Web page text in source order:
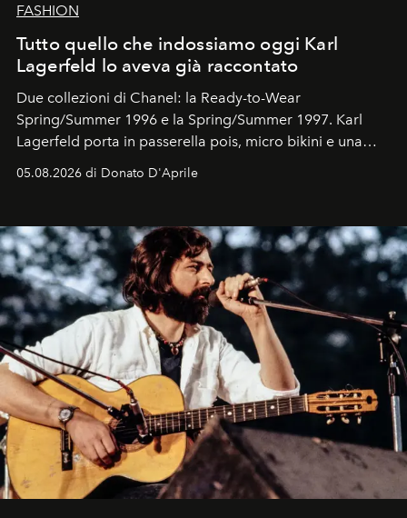
FASHION
Tutto quello che indossiamo oggi Karl
Lagerfeld lo aveva già raccontato
Due collezioni di Chanel: la Ready-to-Wear
Spring/Summer 1996 e la Spring/Summer 1997. Karl
Lagerfeld porta in passerella pois, micro bikini e una
Kate, Claudia e Carla una dietro l'altra. Trent'anni dopo,
uno dei documenti più contemporanei che abbiamo.
05.08.2026 di Donato D'Aprile